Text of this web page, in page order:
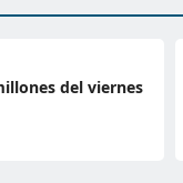
del viernes